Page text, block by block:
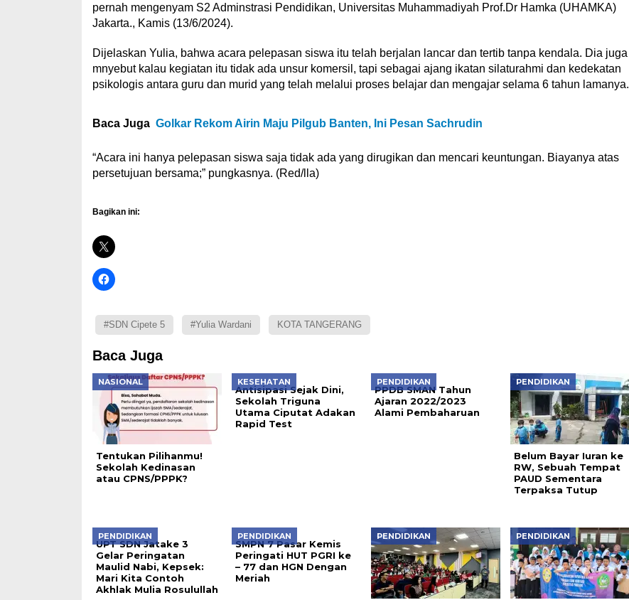
pernah mengenyam S2 Adminstrasi Pendidikan, Universitas Muhammadiyah Prof.Dr Hamka (UHAMKA)
Jakarta., Kamis (13/6/2024).
Dijelaskan Yulia, bahwa acara pelepasan siswa itu telah berjalan lancar dan tertib tanpa kendala. Dia juga
mnyebut kalau kegiatan itu tidak ada unsur komersil, tapi sebagai ajang ikatan silaturahmi dan kedekatan
psikologis antara guru dan murid yang telah melalui proses belajar dan mengajar selama 6 tahun lamanya.
Baca Juga Golkar Rekom Airin Maju Pilgub Banten, Ini Pesan Sachrudin
“Acara ini hanya pelepasan siswa saja tidak ada yang dirugikan dan mencari keuntungan. Biayanya atas
persetujuan bersama;” pungkasnya. (Red/lla)
Bagikan ini:
#SDN Cipete 5 #Yulia Wardani KOTA TANGERANG
Baca Juga
NASIONAL
Tentukan Pilihanmu!
Sekolah Kedinasan
atau CPNS/PPPK?
KESEHATAN
Antisipasi Sejak Dini,
Sekolah Triguna
Utama Ciputat Adakan
Rapid Test
PENDIDIKAN
PPDB SMAN Tahun
Ajaran 2022/2023
Alami Pembaharuan
PENDIDIKAN
Belum Bayar Iuran ke
RW, Sebuah Tempat
PAUD Sementara
Terpaksa Tutup
PENDIDIKAN
UPT SDN Jatake 3
Gelar Peringatan
Maulid Nabi, Kepsek:
Mari Kita Contoh
Akhlak Mulia Rosulullah
PENDIDIKAN
SMPN 7 Pasar Kemis
Peringati HUT PGRI ke
– 77 dan HGN Dengan
Meriah
PENDIDIKAN PENDIDIKAN